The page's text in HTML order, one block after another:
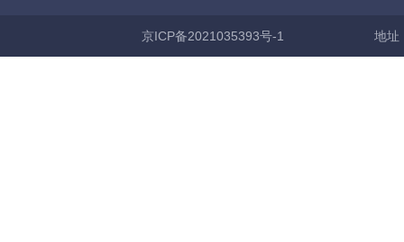
京ICP备2021035393号-1 地址